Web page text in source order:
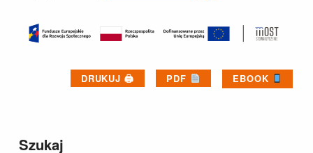
DRUKUJ 🖨 PDF EBOOK
Szukaj